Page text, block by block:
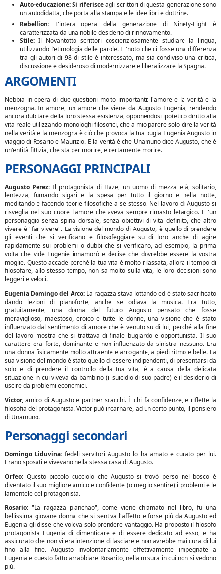
Auto-educazione: Si riferisceagli scrittori di questa generazione sono
un autodidatta, che porta alla stampa e le idee libri e dottrine.
Rebellion: L'intera opera della generazione di Ninety-Eight è
caratterizzata da una nobile desiderio di rinnovamento.
Stile: Il Novantotto scrittori coscienziosamente studiare la lingua,
utilizzando l'etimologia delle parole. E 'noto che ci fosse una differenza
tra gli autori di 98 di stile è interessato, ma sia condiviso una critica,
discussione e desideroso di modernizzare e liberalizzare la Spagna.
ARGOMENTI
Nebbia in opera di due questioni molto importanti: l'amore e la verità e la
menzogna. In amore, un amore che viene da Augusto Eugenia, rendendo
ancora dubitare della loro stessa esistenza, opponendosi ipotetico diritto alla
vita reale utilizzando monologhi filosofici, che a mio parere solo dire la verità
nella verità e la menzogna è ciò che provoca la tua bugia Eugenia Augusto in
viaggio di Rosario e Maurizio. E la verità è che Unamuno dice Augusto, che è
un'entità fittizia, che sta per morire, e certamente morire.
PERSONAGGI PRINCIPALI
Augusto Perez: Il protagonista di Haze, un uomo di mezza età, solitario,
lentezza, fumando sigari e la spesa per tutto il giorno e nella notte,
meditando e facendo teorie filosofiche a se stesso. Nel lavoro di Augusto si
risveglia nel suo cuore l'amore che aveva sempre rimasto letargico. E 'un
personaggio senza spina dorsale, senza obiettivi di vita definito, che altro
vivere è "far vivere". La visione del mondo di Augusto, è quello di prendere
gli eventi che si verificano e filosofeggiare su di loro anche di agire
rapidamente sui problemi o dubbi che si verificano, ad esempio, la prima
volta che vide Eugenie innamorò e decise che dovrebbe essere la vostra
moglie. Questo accade perché la tua vita è molto rilassata, allora il tempo di
filosofare, allo stesso tempo, non sa molto sulla vita, le loro decisioni sono
leggeri e veloci.
Eugenia Domingo del Arco:La ragazza stava lottando ed è stato sacrificato
dando lezioni di pianoforte, anche se odiava la musica. Era tutto,
gratuitamente, una donna del futuro Augusto pensato che fosse
meraviglioso, maestoso, eroico e tutte le donne, una visione che è stato
influenzato dal sentimento di amore che è venuto su di lui, perché alla fine
del lavoro mostra che si trattava di finale bugiardo e opportunista. Il suo
carattere era forte, dominante e non influenzato da sinistra nessuno. Era
una donna fisicamente molto attraente e arrogante, a piedi ritmo e belle. La
sua visione del mondo è stato quello di essere indipendenti, di presentarsi da
solo e di prendere il controllo della tua vita, è a causa della delicata
situazione in cui viveva da bambino (il suicidio di suo padre) e il desiderio di
uscire da problemi economici.
Victor, amico di Augusto e partner scacchi. È chi fa confidenze, e riflette la
filosofia del protagonista. Victor può incarnare, ad un certo punto, il pensiero
di Unamuno.
Personaggi secondari
Domingo Liduvina: fedeli servitori Augusto lo ha amato e curato per lui.
Erano sposati e vivevano nella stessa casa di Augusto.
Orfeo: Questo piccolo cucciolo che Augusto si trovò perso nel bosco è
diventato il suo migliore amico e confidente (o meglio sentire) i problemi e le
lamentele del protagonista.
Rosario: "La ragazza planchao", come viene chiamato nel libro, fu una
bellissima giovane donna che si sentiva l'affetto e forse più da Augusto ed
Eugenia gli disse che voleva solo prendere vantaggio. Ha proposto il filosofo
protagonista Eugenia di dimenticare e di essere dedicato ad esso, e ha
assicurato che non vi era intenzione di lasciare e non avrebbe mai cura di lui
fino alla fine. Augusto involontariamente effettivamente impegnate a
Eugenia e questo fatto arrabbiare Rosarito, nella misura in cui non si vedono
più.